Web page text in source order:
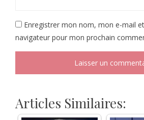
Enregistrer mon nom, mon e-mail
navigateur pour mon prochain
Articles Similaires: